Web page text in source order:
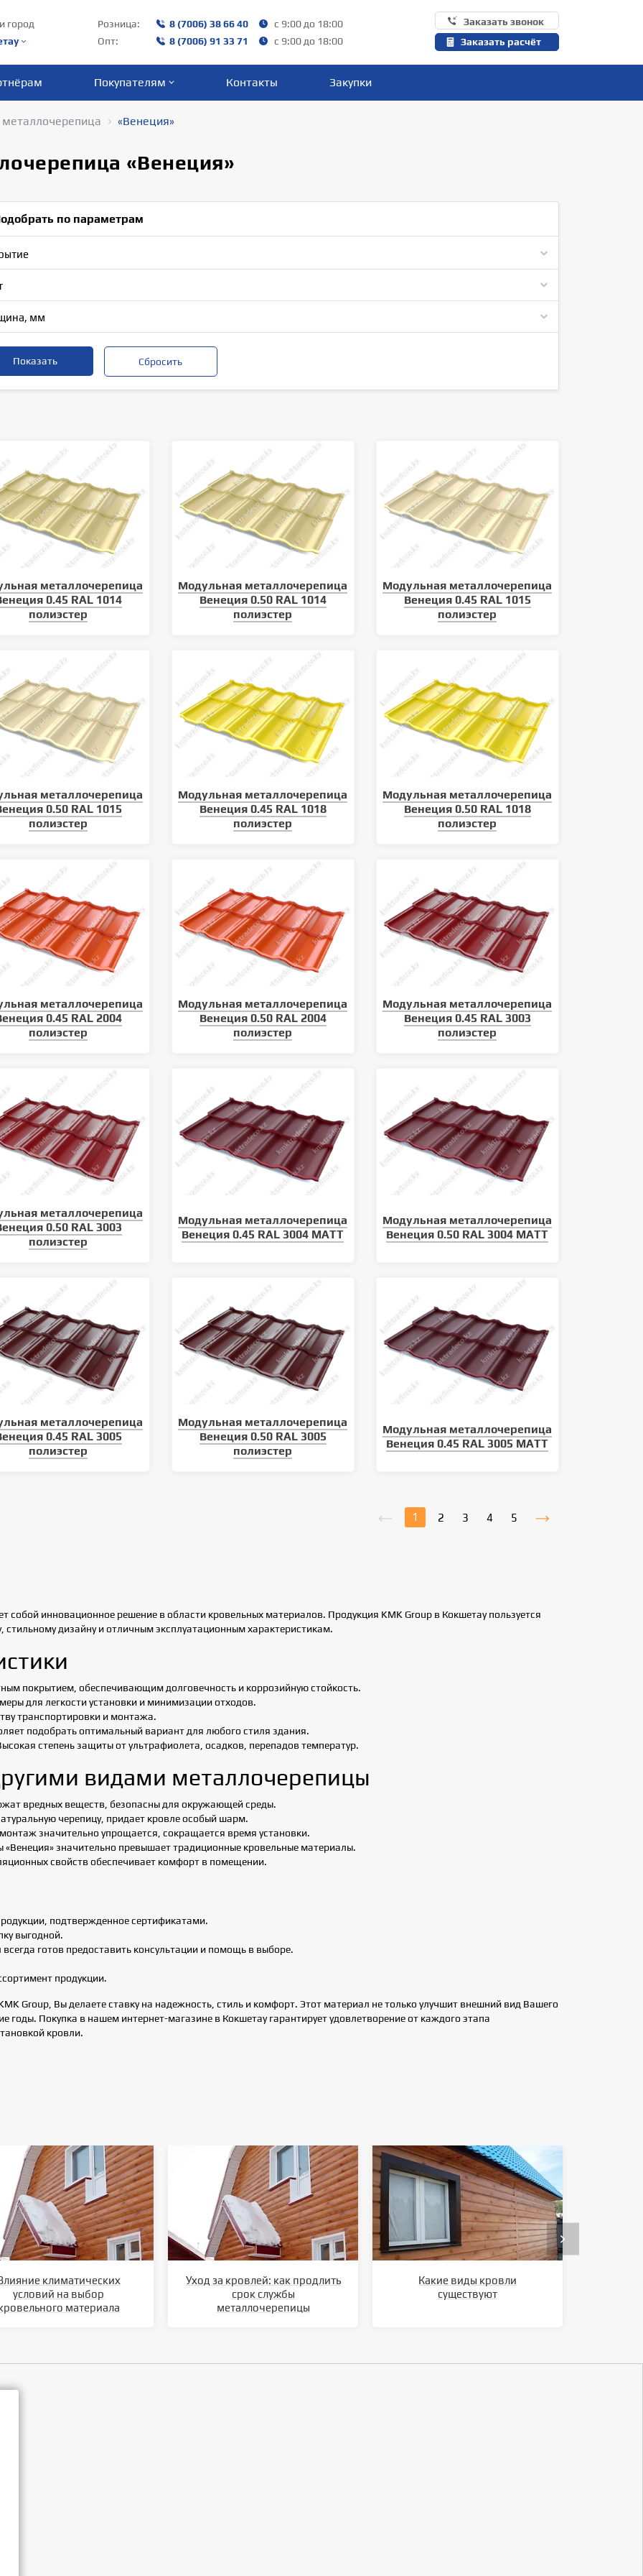
город
Розница: 8 (7006) 38 66 40‬
с 9:00 до 18:00
Опт:
8 (7006) 91 33 71 с 9:00 до 18:00
Заказать звонок
Заказать расчёт
Покупателям Контакты Закупки
«Венеция»
«Венеция»
условий
материала
Уход за кровлей: как продлить
срок службы металлочерепицы
Какие виды кровли существуют
по параметрам
мм
металлочерепица
0.45 RAL 1014
полиэстер
Модульная металлочерепица
Венеция 0.50 RAL 1014
полиэстер
Модульная металлочерепица
Венеция 0.45 RAL 1015
полиэстер
металлочерепица
0.50 RAL 1015
полиэстер
Модульная металлочерепица
Венеция 0.45 RAL 1018
полиэстер
Модульная металлочерепица
Венеция 0.50 RAL 1018
полиэстер
металлочерепица
0.45 RAL 2004
полиэстер
Модульная металлочерепица
Венеция 0.50 RAL 2004
полиэстер
Модульная металлочерепица
Венеция 0.45 RAL 3003
полиэстер
металлочерепица
0.50 RAL 3003
полиэстер
Модульная металлочерепица
Венеция 0.45 RAL 3004 MATT
Модульная металлочерепица
Венеция 0.50 RAL 3004 MATT
металлочерепица
0.45 RAL 3005
полиэстер
Модульная металлочерепица
Венеция 0.50 RAL 3005
полиэстер
Модульная металлочерепица
Венеция 0.45 RAL 3005 MATT
1 2 3 4 5
собой инновационное решение в области кровельных материалов. Продукция KMK Group в Кокшетау пользуется
дизайну и отличным эксплуатационным характеристикам.
покрытием, обеспечивающим долговечность и коррозийную стойкость.
для легкости установки и минимизации отходов.
транспортировки и монтажа.
подобрать оптимальный вариант для любого стиля здания.
степень защиты от ультрафиолета, осадков, перепадов температур.
видами металлочерепицы
вредных веществ, безопасны для окружающей среды.
черепицу, придает кровле особый шарм.
значительно упрощается, сокращается время установки.
значительно превышает традиционные кровельные материалы.
свойств обеспечивает комфорт в помещении.
подтвержденное сертификатами.
выгодной.
готов предоставить консультации и помощь в выборе.
продукции.
Group, Вы делаете ставку на надежность, стиль и комфорт. Этот материал не только улучшит внешний вид Вашего
годы. Покупка в нашем интернет-магазине в Кокшетау гарантирует удовлетворение от каждого этапа
кровли.
климатических
условий на выбор
материала
Уход за кровлей: как продлить
срок службы
металлочерепицы
Какие виды кровли
существуют